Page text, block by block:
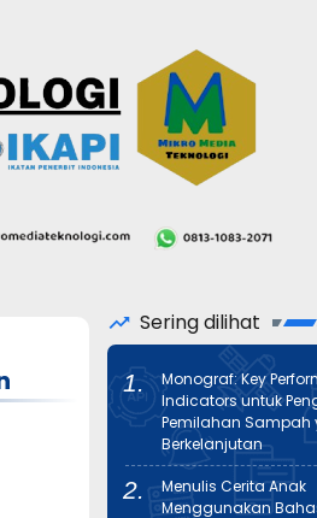
Sering dilihat
Monograf: Key
Indicators untuk
Pemilahan Sampah
Berkelanjutan
Menulis Cerita Anak
Menggunakan